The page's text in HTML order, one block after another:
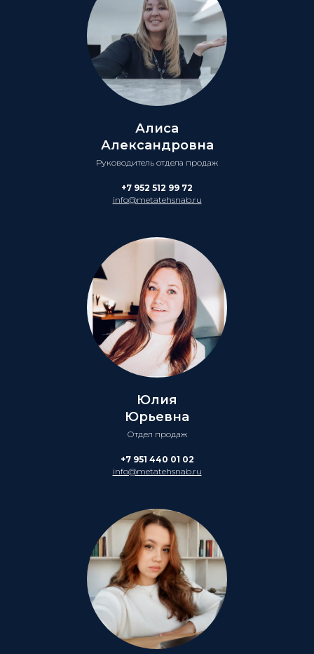
Алиса
Александровна
Руководитель отдела продаж
+7 952 512 99 72
info@metatehsnab.ru
Юлия
Юрьевна
Отдел продаж
+7 951 440 01 02
info@metatehsnab.ru